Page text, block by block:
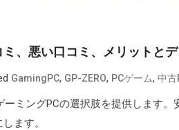
、悪い口コミ、メリットと
GamingPC, GP-ZERO, PCゲーム, 中古
ミングPCの選択肢を提供します
ます。